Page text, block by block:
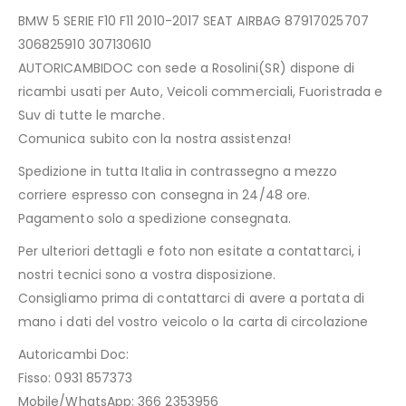
BMW 5 SERIE F10 F11 2010-2017 SEAT AIRBAG 87917025707
306825910 307130610
AUTORICAMBIDOC con sede a Rosolini(SR) dispone di
ricambi usati per Auto, Veicoli commerciali, Fuoristrada e
Suv di tutte le marche.
Comunica subito con la nostra assistenza!
Spedizione in tutta Italia in contrassegno a mezzo
corriere espresso con consegna in 24/48 ore.
Pagamento solo a spedizione consegnata.
Per ulteriori dettagli e foto non esitate a contattarci, i
nostri tecnici sono a vostra disposizione.
Consigliamo prima di contattarci di avere a portata di
mano i dati del vostro veicolo o la carta di circolazione
Autoricambi Doc:
Fisso: 0931 857373
Mobile/WhatsApp: 366 2353956